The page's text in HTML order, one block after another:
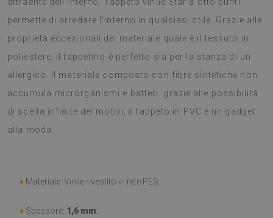
permette di arredare l'interno in qualsiasi stile. Grazie alle
proprietà eccezionali del materiale quale è il tessuto in
poliestere, il tappetino è perfetto sia per la stanza di un
allergico. Il materiale composto con fibre sintetiche non
accumula microrganismi e batteri. grazie alle possibilità
di scelta infinite dei motivi, il tappeto in PVC è un gadget
alla moda.
♦ Materiale: Vinile rivestito in rete PES.
♦ Spessore: 1,6 mm.